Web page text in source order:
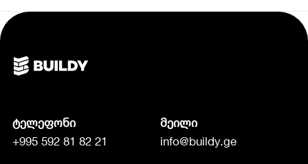
ტელეფონი
+995 592 81 82 21
მეილი
info@buildy.ge